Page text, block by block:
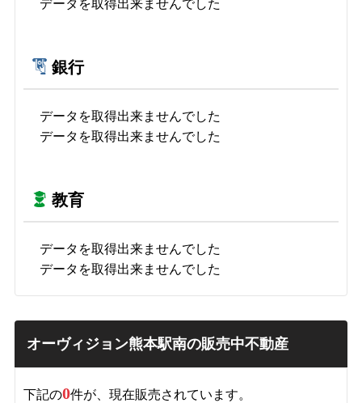
データを取得出来ませんでした
銀行
データを取得出来ませんでした
データを取得出来ませんでした
教育
データを取得出来ませんでした
データを取得出来ませんでした
オーヴィジョン熊本駅南の販売中不動産
下記の0件が、現在販売されています。